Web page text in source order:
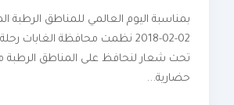
بمناسبة اليوم العالمي للمناطق الرطبة
02-02-2018 نظمت محافظة الغابات
تحت شعار لنحافظ على المناطق الرطبة
حضارية...